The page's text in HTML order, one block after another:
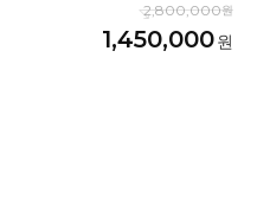
2,800,000
1,450,000